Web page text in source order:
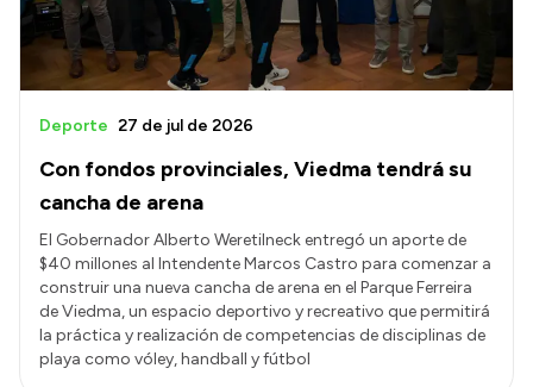
Con fondos provinciales, Viedma tendrá su
cancha de arena
Deporte 27 de jul de 2026
El Gobernador Alberto Weretilneck entregó un aporte de
$40 millones al Intendente Marcos Castro para comenzar a
construir una nueva cancha de arena en el Parque Ferreira
de Viedma, un espacio deportivo y recreativo que permitirá
la práctica y realización de competencias de disciplinas de
playa como vóley, handball y fútbol